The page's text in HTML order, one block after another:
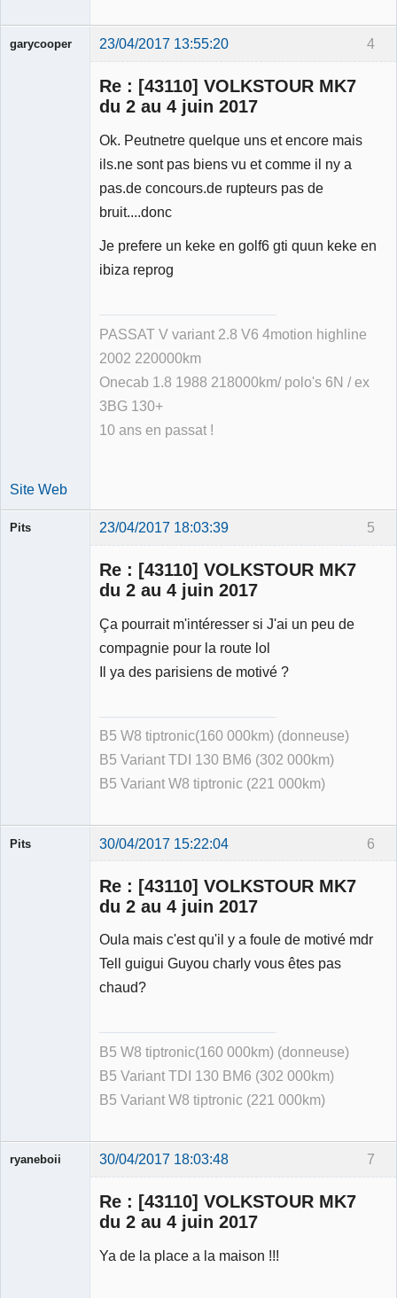
4
garycooper 23/04/2017 13:55:20
Re : [43110] VOLKSTOUR MK7
du 2 au 4 juin 2017
Ok. Peutnetre quelque uns et encore mais
ils.ne sont pas biens vu et comme il ny a
pas.de concours.de rupteurs pas de
bruit....donc
Je prefere un keke en golf6 gti quun keke en
ibiza reprog
PASSAT V variant 2.8 V6 4motion highline
2002 220000km
Onecab 1.8 1988 218000km/ polo's 6N / ex
3BG 130+
10 ans en passat !
Site Web
5
Pits 23/04/2017 18:03:39
Re : [43110] VOLKSTOUR MK7
du 2 au 4 juin 2017
Ça pourrait m'intéresser si J'ai un peu de
compagnie pour la route lol
Il ya des parisiens de motivé ?
B5 W8 tiptronic(160 000km) (donneuse)
B5 Variant TDI 130 BM6 (302 000km)
B5 Variant W8 tiptronic (221 000km)
6
Pits 30/04/2017 15:22:04
Re : [43110] VOLKSTOUR MK7
du 2 au 4 juin 2017
Oula mais c'est qu'il y a foule de motivé mdr
Tell guigui Guyou charly vous êtes pas
chaud?
B5 W8 tiptronic(160 000km) (donneuse)
B5 Variant TDI 130 BM6 (302 000km)
B5 Variant W8 tiptronic (221 000km)
7
ryaneboii 30/04/2017 18:03:48
Re : [43110] VOLKSTOUR MK7
du 2 au 4 juin 2017
Ya de la place a la maison !!!